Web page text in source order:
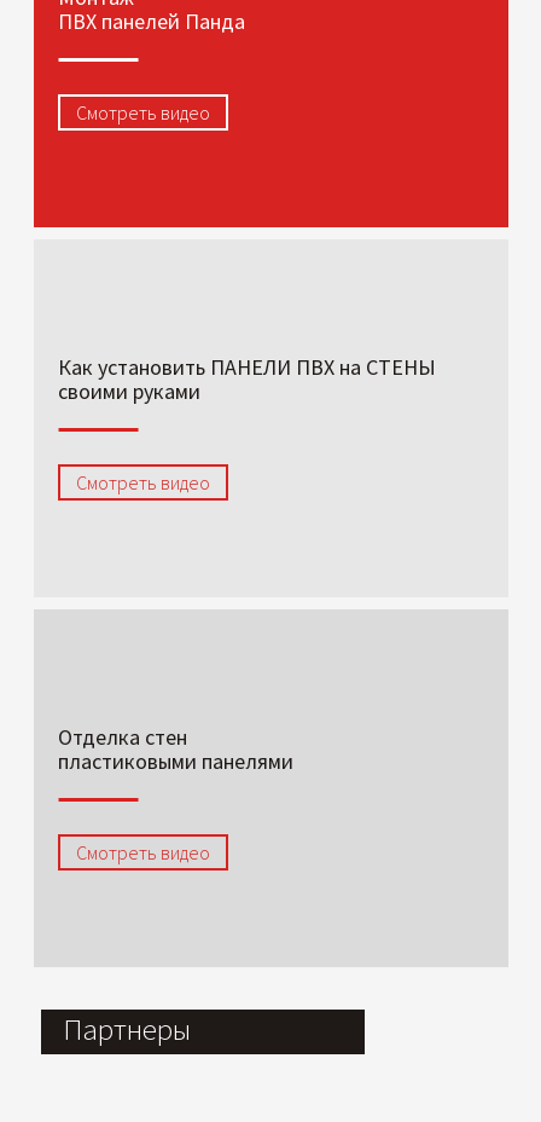
ПВХ панелей Панда
Смотреть видео
Как установить ПАНЕЛИ ПВХ на СТЕНЫ
своими руками
Смотреть видео
Отделка стен
пластиковыми панелями
Смотреть видео
Партнеры